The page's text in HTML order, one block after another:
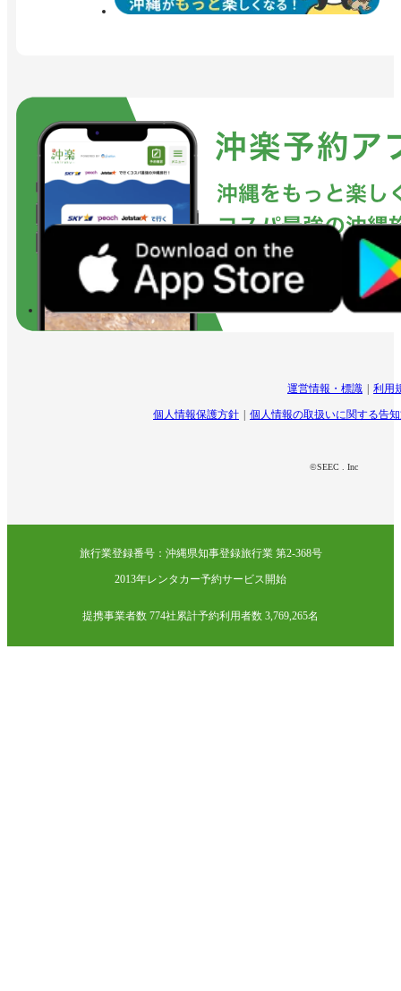
運営情報・標識 利用
個人情報保護方針 個人情報の取扱いに関する告
©SEEC . Inc
旅行業登録番号：沖縄県知事登録旅行業 第2-368号
2013年レンタカー予約サービス開始
提携事業者数 774社累計予約利用者数 3,769,265名